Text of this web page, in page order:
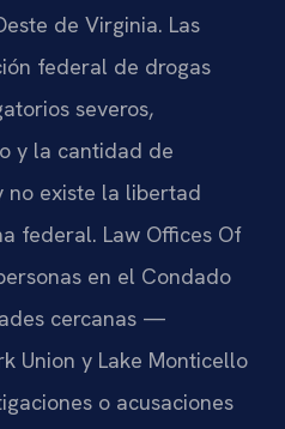
de Virginia. Las
federal de drogas
severos,
y la cantidad de
no existe la libertad
federal. Law Offices Of
en el Condado
cercanas —
Union y Lake Monticello
o acusaciones